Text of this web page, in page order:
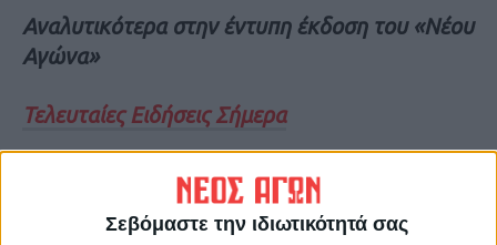
Σεβόμαστε την ιδιωτικότητά σας
Αναλυτικότερα στην έντυπη έκδοση του «Νέου
Αγώνα»
Τελευταίες Ειδήσεις Σήμερα
Ακολούθησε την εφημερίδα ΝΕΟΣ
ΑΓΩΝ στο Google News!